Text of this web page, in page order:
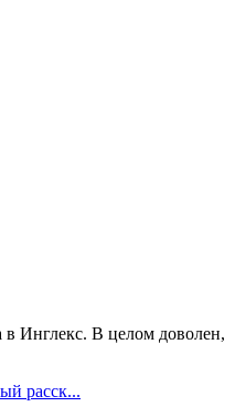
в Инглекс. В целом доволен,
расск...